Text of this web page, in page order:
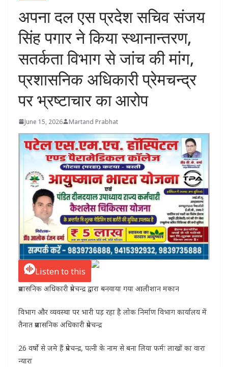
अपना दल एस प्रदेश सचिव संजय
सिंह पगार ने किया स्थानान्तरण,
सतर्कता विभाग से जांच की मांग,
प्रशासनिक अधिकारी प्रेमचन्द्र
पर भ्रष्टाचार का आरोप
June 15, 2026 Martand Prabhat
Listen to this
प्रशासनिक अधिकारी प्रेमचन्द्र द्वारा बनवाया गया आलीशान मकान
विभाग और व्यवस्था पर भारी पड़ रहा है लोक निर्माण विभाग कार्यालय में
तैनात प्रशासनिक अधिकारी प्रेमचन्द्र
26 वर्षो से जमे हैं प्रेमचन्द्र, पत्नी के नाम से बना लिया फर्मः लाखों का वारा
न्यारा